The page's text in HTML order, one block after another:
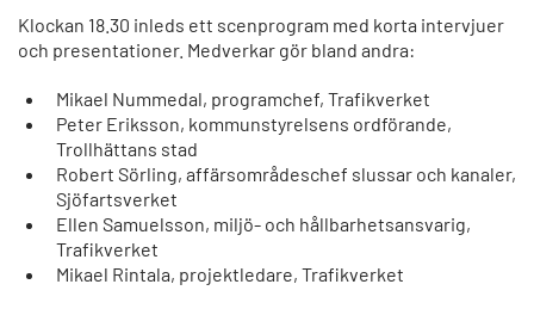
Klockan 18.30 inleds ett scenprogram med korta intervjuer
och presentationer. Medverkar gör bland andra:
Mikael Nummedal, programchef, Trafikverket
Peter Eriksson, kommunstyrelsens ordförande,
Trollhättans stad
Robert Sörling, affärsområdeschef slussar och kanaler,
Sjöfartsverket
Ellen Samuelsson, miljö- och hållbarhetsansvarig,
Trafikverket
Mikael Rintala, projektledare, Trafikverket